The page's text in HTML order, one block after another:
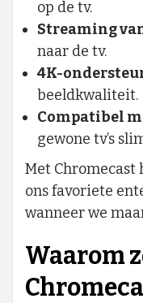
op de tv.
Streaming
naar de tv.
4K-
beeldkwaliteit.
Compatibel
gewone tv’s
Met
ons favoriete
wanneer we
Waarom